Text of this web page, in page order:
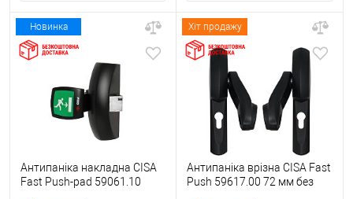
Новинка
Антипаніка накладна CISA
Fast Push-pad 59061.10
Хіт продажу
Антипаніка врізна CISA Fast
Push 59617.00 72 мм без